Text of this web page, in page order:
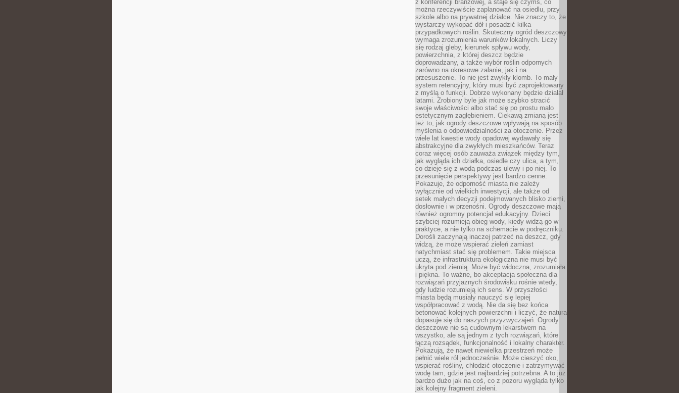
z konferencji branżowej, a staje się czymś, co
można rzeczywiście zaplanować na osiedlu, przy
szkole albo na prywatnej działce. Nie znaczy to, że
wystarczy wykopać dół i posadzić kilka
przypadkowych roślin. Skuteczny ogród deszczowy
wymaga zrozumienia warunków lokalnych. Liczy
się rodzaj gleby, kierunek spływu wody,
powierzchnia, z której deszcz będzie
doprowadzany, a także wybór roślin odpornych
zarówno na okresowe zalanie, jak i na
przesuszenie. To nie jest zwykły klomb. To mały
system retencyjny, który musi być zaprojektowany
z myślą o funkcji. Dobrze wykonany będzie działał
latami. Zrobiony byle jak może szybko stracić
swoje właściwości albo stać się po prostu mało
estetycznym zagłębieniem. Ciekawą zmianą jest
też to, jak ogrody deszczowe wpływają na sposób
myślenia o odpowiedzialności za otoczenie. Przez
wiele lat kwestie wody opadowej wydawały się
abstrakcyjne dla zwykłych mieszkańców. Teraz
coraz więcej osób zauważa związek między tym,
jak wygląda ich działka, osiedle czy ulica, a tym,
co dzieje się z wodą podczas ulewy i po niej. To
przesunięcie perspektywy jest bardzo cenne.
Pokazuje, że odporność miasta nie zależy
wyłącznie od wielkich inwestycji, ale także od
setek małych decyzji podejmowanych blisko ziemi,
dosłownie i w przenośni. Ogrody deszczowe mają
również ogromny potencjał edukacyjny. Dzieci
szybciej rozumieją obieg wody, kiedy widzą go w
praktyce, a nie tylko na schemacie w podręczniku.
Dorośli zaczynają inaczej patrzeć na deszcz, gdy
widzą, że może wspierać zieleń zamiast
natychmiast stać się problemem. Takie miejsca
uczą, że infrastruktura ekologiczna nie musi być
ukryta pod ziemią. Może być widoczna, zrozumiała
i piękna. To ważne, bo akceptacja społeczna dla
rozwiązań przyjaznych środowisku rośnie wtedy,
gdy ludzie rozumieją ich sens. W przyszłości
miasta będą musiały nauczyć się lepiej
współpracować z wodą. Nie da się bez końca
betonować kolejnych powierzchni i liczyć, że natura
dopasuje się do naszych przyzwyczajeń. Ogrody
deszczowe nie są cudownym lekarstwem na
wszystko, ale są jednym z tych rozwiązań, które
łączą rozsądek, funkcjonalność i lokalny charakter.
Pokazują, że nawet niewielka przestrzeń może
pełnić wiele ról jednocześnie. Może cieszyć oko,
wspierać rośliny, chłodzić otoczenie i zatrzymywać
wodę tam, gdzie jest najbardziej potrzebna. A to już
bardzo dużo jak na coś, co z pozoru wygląda tylko
jak kolejny fragment zieleni.